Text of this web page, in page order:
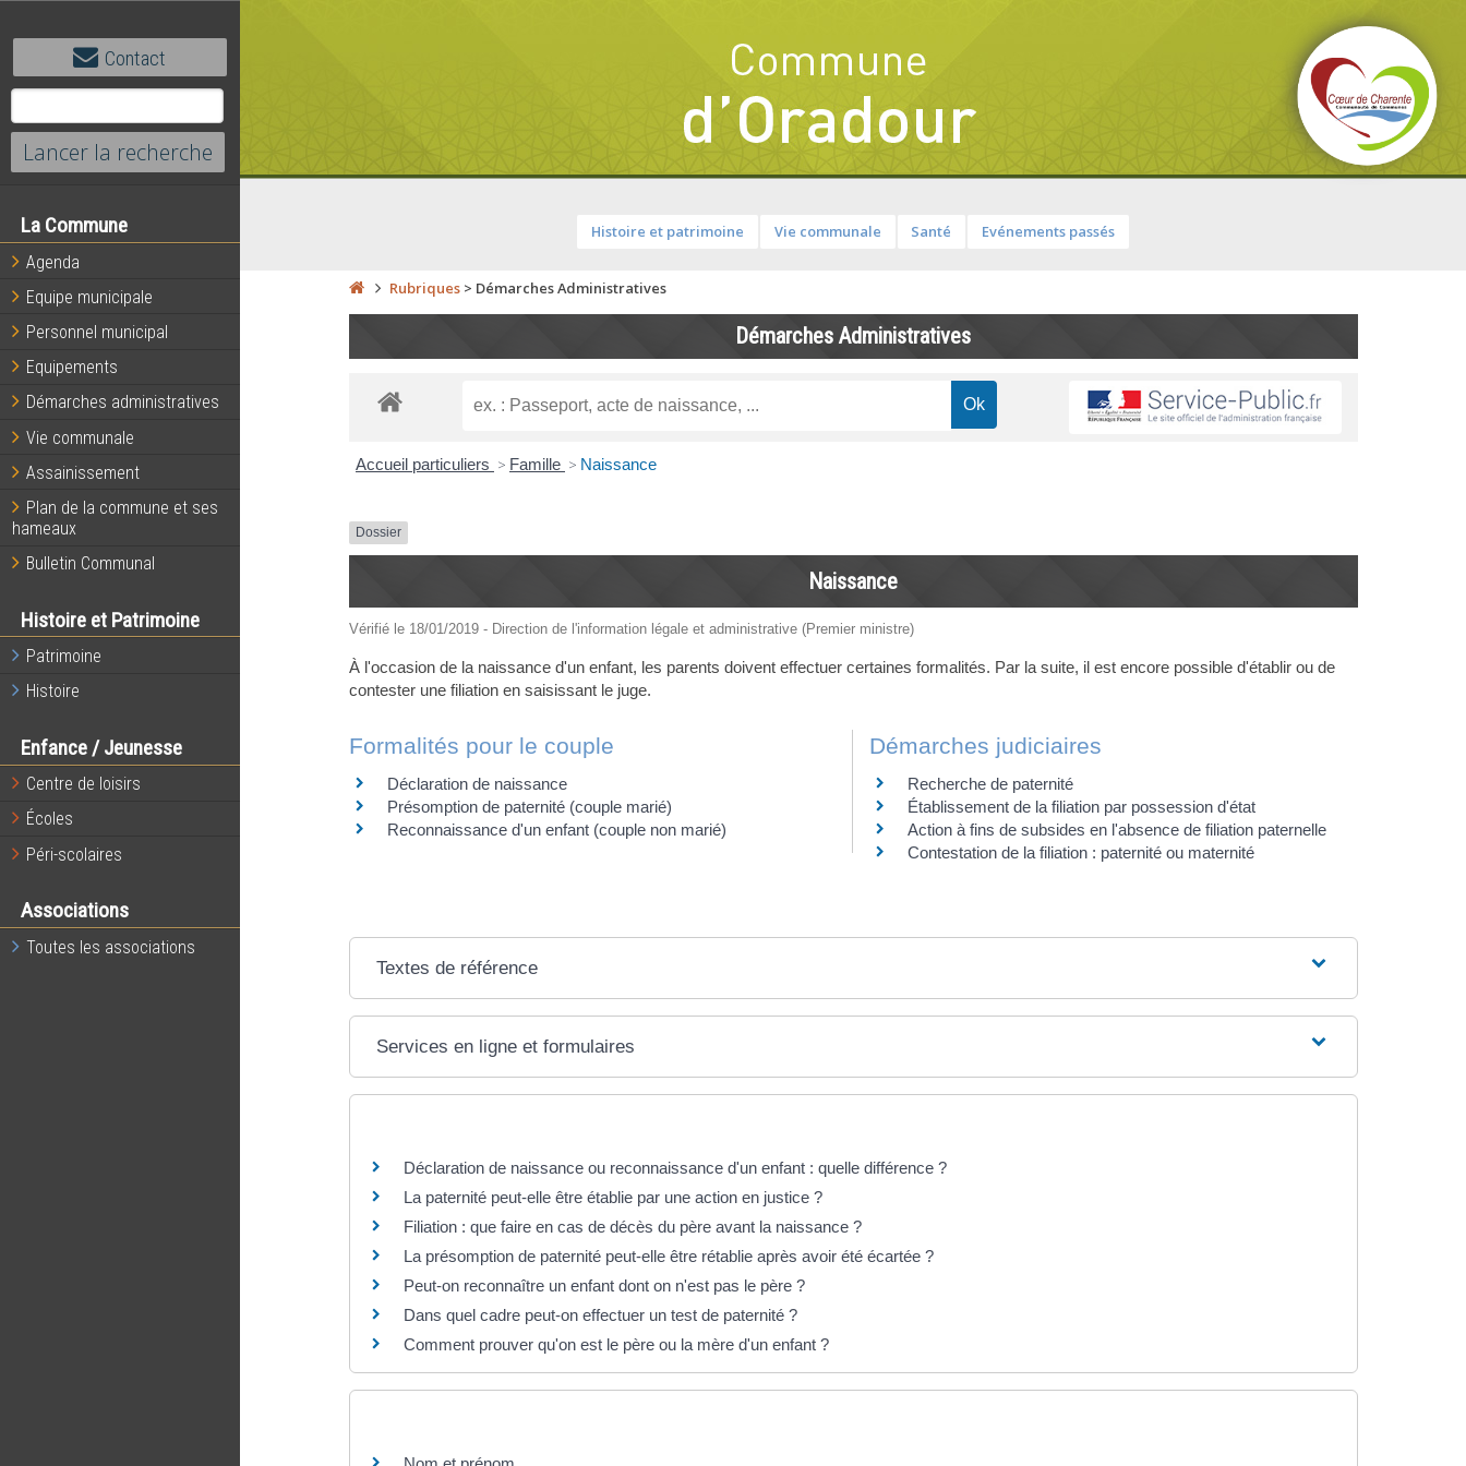
Contact
La Commune
Agenda
Equipe municipale
Personnel municipal
Equipements
Démarches administratives
Vie communale
Assainissement
Plan de la commune et ses
hameaux
Bulletin Communal
Histoire et Patrimoine
Patrimoine
Histoire
Enfance / Jeunesse
Centre de loisirs
Écoles
Péri-scolaires
Associations
Toutes les associations
Histoire et patrimoine Vie communale Santé Evénements passés
Rubriques> Démarches Administratives
Démarches Administratives
Accueil particuliers > Famille > Naissance
Dossier
Naissance
Vérifié le 18/01/2019 - Direction de l'information légale et administrative (Premier ministre)
À l'occasion de la naissance d'un enfant, les parents doivent effectuer certaines formalités. Par la suite, il est encore possible d'établir ou de
contester une filiation en saisissant le juge.
Formalités pour le couple
Déclaration de naissance
Présomption de paternité (couple marié)
Reconnaissance d'un enfant (couple non marié)
Démarches judiciaires
Recherche de paternité
Établissement de la filiation par possession d'état
Action à fins de subsides en l'absence de filiation paternelle
Contestation de la filiation : paternité ou maternité
Textes de référence
Services en ligne et formulaires
Déclaration de naissance ou reconnaissance d'un enfant : quelle différence ?
La paternité peut-elle être établie par une action en justice ?
Filiation : que faire en cas de décès du père avant la naissance ?
La présomption de paternité peut-elle être rétablie après avoir été écartée ?
Peut-on reconnaître un enfant dont on n'est pas le père ?
Dans quel cadre peut-on effectuer un test de paternité ?
Comment prouver qu'on est le père ou la mère d'un enfant ?